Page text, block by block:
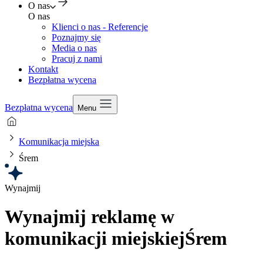
O nas
O nas
Klienci o nas - Referencje
Poznajmy się
Media o nas
Pracuj z nami
Kontakt
Bezpłatna wycena
Bezpłatna wycena Menu
Komunikacja miejska
Śrem
Wynajmij
Wynajmij reklamę w
komunikacji miejskiejŚrem